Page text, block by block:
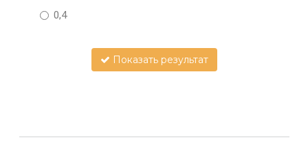
0,4
Показать результат